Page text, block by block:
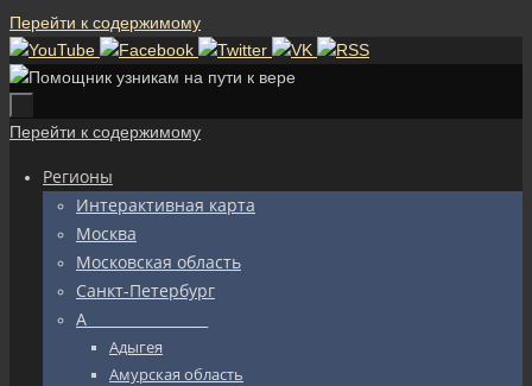
Перейти к содержимому
Перейти к содержимому
Регионы
Интерактивная карта
Москва
Московская область
Санкт-Петербург
А_________________
Адыгея
Амурская область